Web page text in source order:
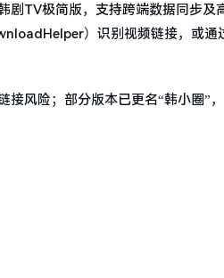
剧TV极简版，支持跨端数据同步
）识别视频链接，或通
风险；部分版本已更名“韩小圈”